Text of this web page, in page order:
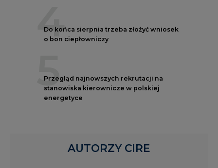
4
Do końca sierpnia trzeba złożyć wniosek
o bon ciepłowniczy
5
Przegląd najnowszych rekrutacji na
stanowiska kierownicze w polskiej
energetyce
AUTORZY CIRE